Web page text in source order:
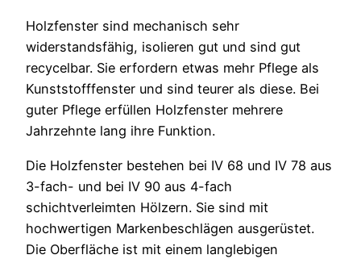
Holzfenster sind mechanisch sehr
widerstandsfähig, isolieren gut und sind gut
recycelbar. Sie erfordern etwas mehr Pflege als
Kunststofffenster und sind teurer als diese. Bei
guter Pflege erfüllen Holzfenster mehrere
Jahrzehnte lang ihre Funktion.
Die Holzfenster bestehen bei IV 68 und IV 78 aus
3-fach- und bei IV 90 aus 4-fach
schichtverleimten Hölzern. Sie sind mit
hochwertigen Markenbeschlägen ausgerüstet.
Die Oberfläche ist mit einem langlebigen